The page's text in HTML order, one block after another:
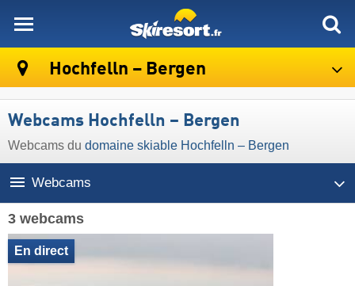
Hochfelln – Bergen
Webcams Hochfelln – Bergen
Webcams du domaine skiable Hochfelln – Bergen
Webcams
3 webcams
En direct